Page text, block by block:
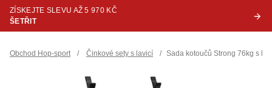
ZÍSKEJTE SLEVU AŽ 5 970 KČ
ŠETŘIT
Obchod Hop-sport / Činkové sety s lavicí / Sada kotoučů Strong 76kg s